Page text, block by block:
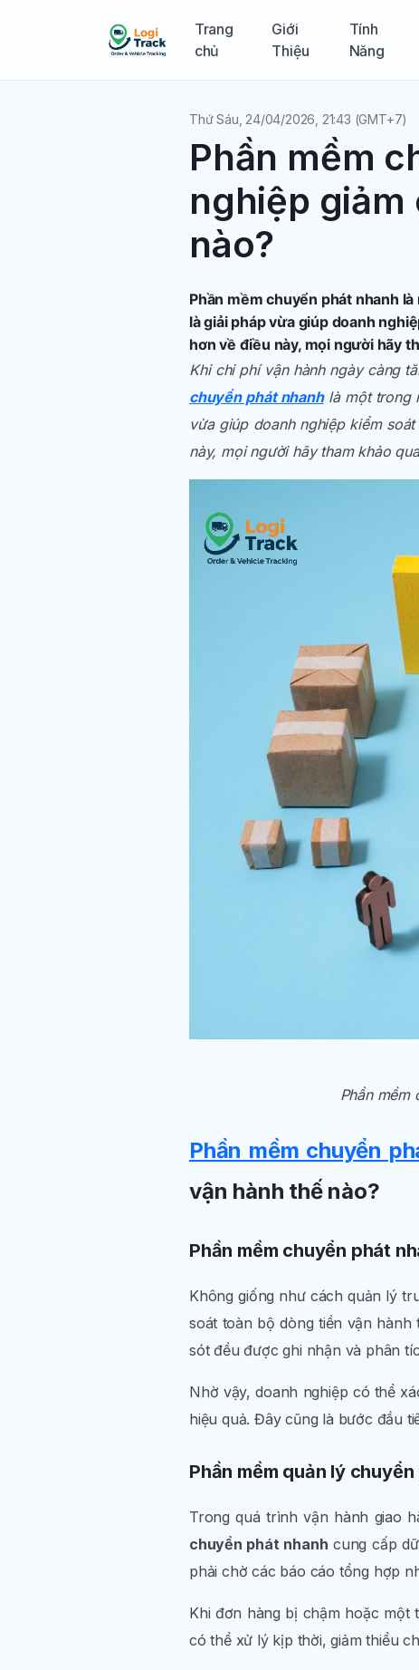
Trang
chủ
Giới
Thiệu
Tính
Năng
Thứ Sáu, 24/04/2026, 21:43 (GMT+7)
Phần mềm
nghiệp giảm
nào?
Phần mềm chuyển phát nhanh
là giải pháp vừa giúp doanh
hơn về điều này, mọi người hãy
Khi chi phí vận hành ngày càng
chuyển phát nhanhlà một trong
vừa giúp doanh nghiệp kiểm
này, mọi người hãy tham khảo
Phần mềm
Phần mềm chuyển
vận hành thế nào?
Phần mềm chuyển phát
Không giống như cách quản lý
soát toàn bộ dòng tiền vận
sót đều được ghi nhận và phân
Nhờ vậy, doanh nghiệp có thể
hiệu quả. Đây cũng là bước đầu
Phần mềm quản lý
Trong quá trình vận hành giao
chuyển phát nhanh cung cấp
phải chờ các báo cáo tổng hợp
Khi đơn hàng bị chậm hoặc một
có thể xử lý kịp thời, giảm thiểu